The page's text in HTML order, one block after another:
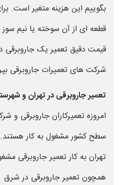
بگوییم این هزینه متغیر است.
قطعه ای از آن سوخته یا نیم
قیمت دقیق تعمیر یک جاروبرقی
شرکت های تعمیرات جاروبرقی
تعمیر جاروبرقی در تهران و
امروزه تعمیرکاران جاروبرقی و
سطح کشور مشغول به کار
تهران به کار تعمیر جاروبرقی
همچون تعمیر جاروبرقی در شرق